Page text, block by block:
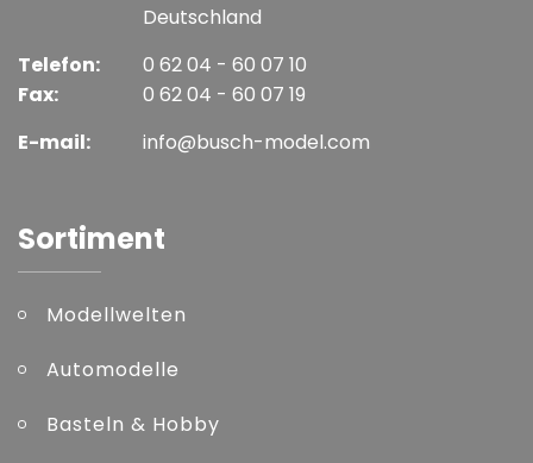
Deutschland
Telefon:
Fax:
0 62 04 - 60 07 10
0 62 04 - 60 07 19
E-mail:
info@busch-model.com
Sortiment
Modellwelten
Automodelle
Basteln & Hobby